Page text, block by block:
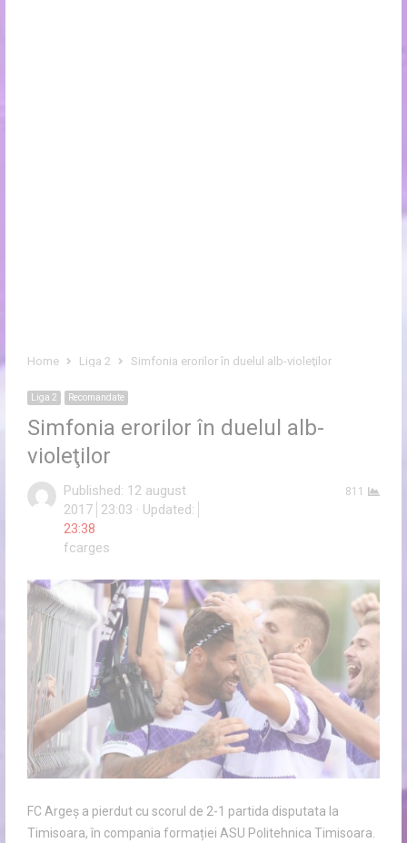
Home Liga 2 Simfonia erorilor în duelul alb-violeţilor
Liga 2 Recomandate
Simfonia erorilor în duelul alb-
violeţilor
Published: 12 august
2017 23:03
Updated:
23:38
Author
fcarges
811
FC Argeș a pierdut cu scorul de 2-1 partida disputata la
Timisoara, în compania formației ASU Politehnica Timisoara.